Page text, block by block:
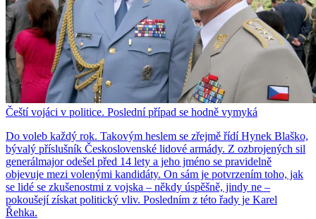
Čeští vojáci v politice. Poslední případ se hodně vymyká
Do voleb každý rok. Takovým heslem se zřejmě řídí Hynek Blaško,
bývalý příslušník Československé lidové armády. Z ozbrojených sil
generálmajor odešel před 14 lety a jeho jméno se pravidelně
objevuje mezi volenými kandidáty. On sám je potvrzením toho, jak
se lidé se zkušenostmi z vojska – někdy úspěšně, jindy ne –
pokoušejí získat politický vliv. Posledním z této řady je Karel
Řehka.